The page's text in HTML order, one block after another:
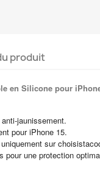
produit
en Silicone pour
jaunissement.
pour iPhone 15.
sur
pour une protection